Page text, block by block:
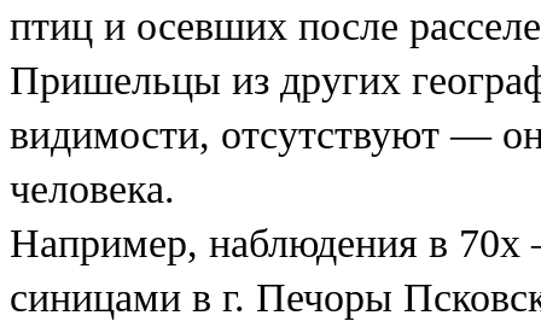
птиц и осевших после
Пришельцы из других
видимости, отсутствуют —
человека.
Например, наблюдения в 70х
синицами в г. Печоры